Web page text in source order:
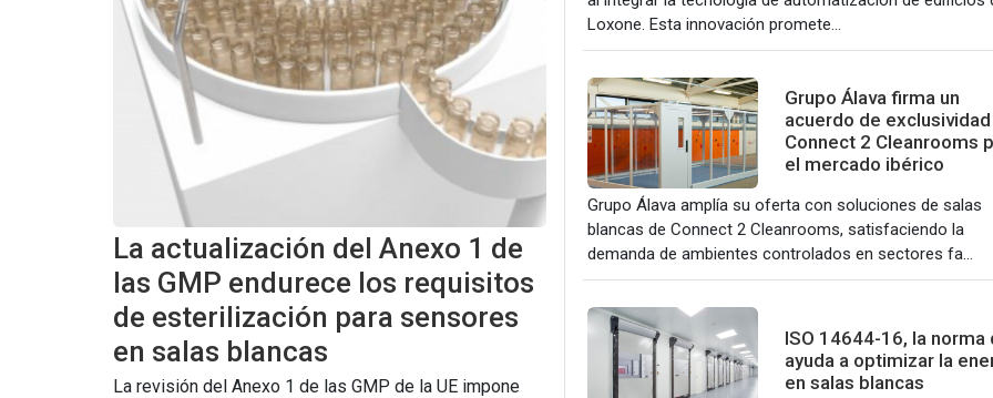
La actualización del Anexo 1 de
las GMP endurece los requisitos
de esterilización para sensores
en salas blancas
La revisión del Anexo 1 de las GMP de la UE impone
Loxone. Esta innovación promete...
Grupo Álava firma un
acuerdo de
Connect 2 Cleanrooms
el mercado ibérico
Grupo Álava amplía su oferta con soluciones de salas
blancas de Connect 2 Cleanrooms, satisfaciendo la
demanda de ambientes controlados en sectores fa...
ISO 14644-16, la norma
ayuda a optimizar la
en salas blancas